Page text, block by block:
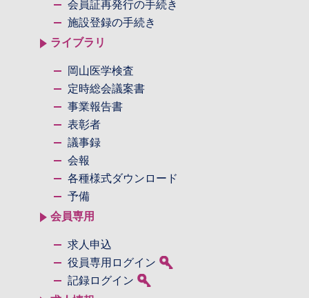
会員証再発行の手続き
施設登録の手続き
ライブラリ
岡山医学検査
定時総会議案書
事業報告書
表彰者
議事録
会報
各種様式ダウンロード
予備
会員専用
求人申込
役員専用ログイン
記録ログイン